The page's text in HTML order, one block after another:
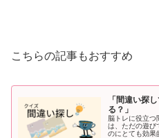
こちらの記事もおすすめ
「間違い探
る？」
脳トレに役立つ
は、ただの遊び
のにとても効果